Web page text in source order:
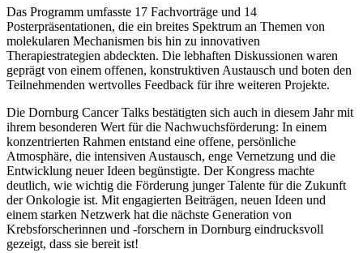
Das Programm umfasste 17 Fachvorträge und 14
Posterpräsentationen, die ein breites Spektrum an Themen von
molekularen Mechanismen bis hin zu innovativen
Therapiestrategien abdeckten. Die lebhaften Diskussionen waren
geprägt von einem offenen, konstruktiven Austausch und boten den
Teilnehmenden wertvolles Feedback für ihre weiteren Projekte.
Die Dornburg Cancer Talks bestätigten sich auch in diesem Jahr mit
ihrem besonderen Wert für die Nachwuchsförderung: In einem
konzentrierten Rahmen entstand eine offene, persönliche
Atmosphäre, die intensiven Austausch, enge Vernetzung und die
Entwicklung neuer Ideen begünstigte. Der Kongress machte
deutlich, wie wichtig die Förderung junger Talente für die Zukunft
der Onkologie ist. Mit engagierten Beiträgen, neuen Ideen und
einem starken Netzwerk hat die nächste Generation von
Krebsforscherinnen und -forschern in Dornburg eindrucksvoll
gezeigt, dass sie bereit ist!